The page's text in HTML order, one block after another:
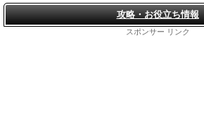
攻略・お役立ち情報
スポンサー リンク